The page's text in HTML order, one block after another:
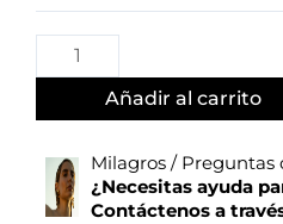
Añadir al carrito
Milagros / Preguntas
¿Necesitas ayuda
Contáctenos a